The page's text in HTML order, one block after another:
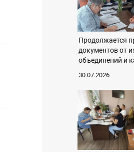
Продолжается
документов от
объединений и
30.07.2026